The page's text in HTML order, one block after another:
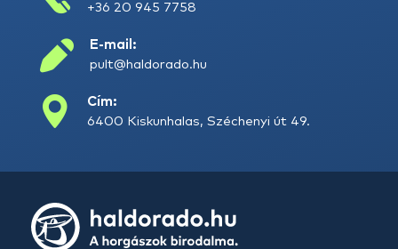
+36 20 945 7758
E-mail:
pult@haldorado.hu
Cím:
6400 Kiskunhalas, Széchenyi út 49.